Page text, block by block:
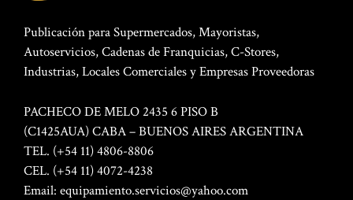
Publicación para Supermercados, Mayoristas,
Autoservicios, Cadenas de Franquicias, C-Stores,
Industrias, Locales Comerciales y Empresas Proveedoras
PACHECO DE MELO 2435 6 PISO B
(C1425AUA) CABA – BUENOS AIRES ARGENTINA
TEL. (+54 11) 4806-8806
CEL. (+54 11) 4072-4238
Email: equipamiento.servicios@yahoo.com